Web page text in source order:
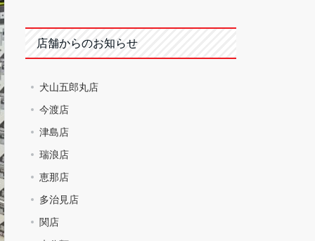
店舗からのお知らせ
犬山五郎丸店
今渡店
津島店
瑞浪店
恵那店
多治見店
関店